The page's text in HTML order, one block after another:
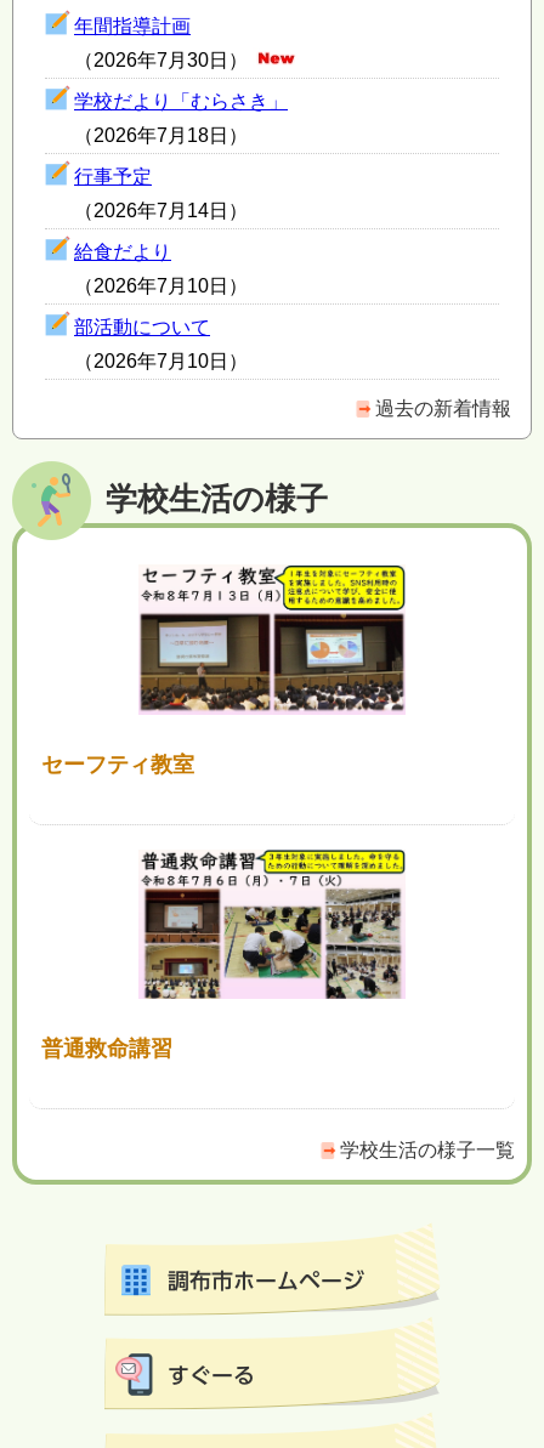
年間指導計画
（2026年7月30日）
学校だより「むらさき」
（2026年7月18日）
行事予定
（2026年7月14日）
給食だより
（2026年7月10日）
部活動について
（2026年7月10日）
過去の新着情報
学校生活の様子
セーフティ教室
普通救命講習
学校生活の様子一覧